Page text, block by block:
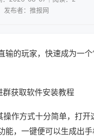
发布者：推报网
的玩家，快速成为一
获取软件安装教程
作方式十分简单，打
能，一键便可以生成出